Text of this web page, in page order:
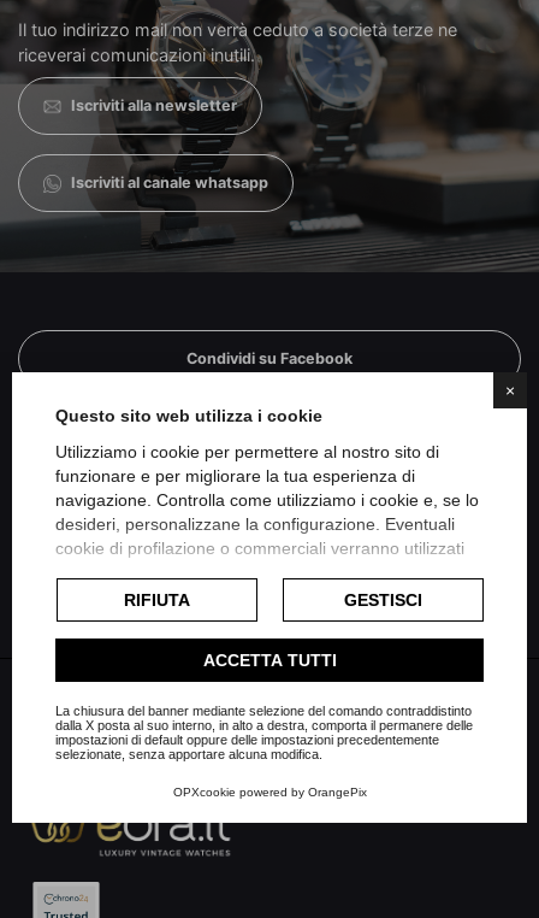
×
Questo sito web utilizza i cookie
Utilizziamo i cookie per permettere al nostro sito di
funzionare e per migliorare la tua esperienza di
navigazione. Controlla come utilizziamo i cookie e, se lo
desideri, personalizzane la configurazione. Eventuali
cookie di profilazione o commerciali verranno utilizzati
dell'utente e, se consentito, potrebbero essere utilizzati
per personalizzare gli annunci pubblicitari. Per ulteriori
informazioni su come Google utilizza i dati raccolti,
politica sulla privacy di Google
Consulta l'informativa cookie completa.
RIFIUTA GESTISCI
ACCETTA TUTTI
La chiusura del banner mediante selezione del comando contraddistinto
dalla X posta al suo interno, in alto a destra, comporta il permanere delle
impostazioni di default oppure delle impostazioni precedentemente
selezionate, senza apportare alcuna modifica.
OPXcookie powered by OrangePix
Il tuo indirizzo mail non verrà ceduto a società terze ne
riceverai comunicazioni inutili.
Iscriviti alla newsletter
Iscriviti al canale whatsapp
Condividi su Facebook
Condividi su Twitter
Condividi su Linkedin